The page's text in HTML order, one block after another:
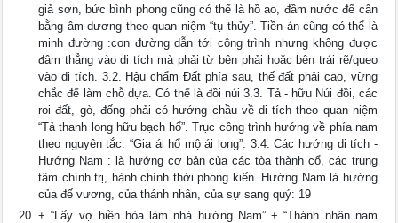
giả sơn, bức bình phong cũng có thể là hồ ao, đầm nước để cân
bằng âm dương theo quan niệm “tụ thủy”. Tiền án cũng có thể là
minh đường :con đường dẫn tới công trình nhưng không được
đâm thẳng vào di tích mà phải từ bên phải hoặc bên trái rẽ/quẹo
vào di tích. 3.2. Hậu chẩm Đất phía sau, thế đất phải cao, vững
chắc để làm chỗ dựa. Có thể là đồi núi 3.3. Tả - hữu Núi đồi, các
roi đất, gò, đống phải có hướng chầu về di tích theo quan niệm
“Tả thanh long hữu bạch hổ”. Trục công trình hướng về phía nam
theo nguyên tắc: “Gia ái hổ mộ ái long”. 3.4. Các hướng di tích -
Hướng Nam : là hướng cơ bản của các tòa thành cổ, các trung
tâm chính trị, hành chính thời phong kiến. Hướng Nam là hướng
của đế vương, của thánh nhân, của sự sang quý: 19
+ “Lấy vợ hiền hòa làm nhà hướng Nam” + “Thánh nhân nam